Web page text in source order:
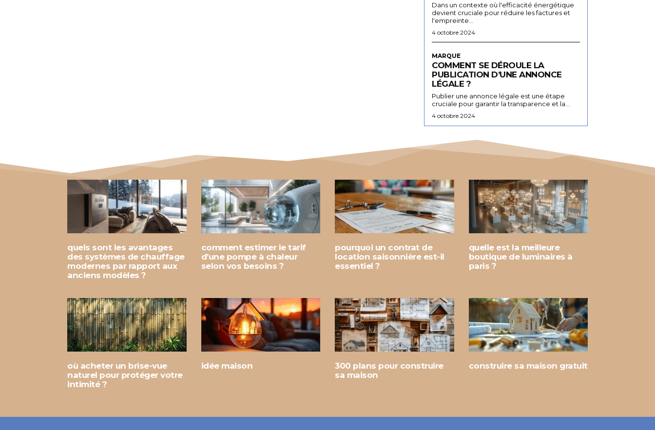
Dans un contexte où l'efficacité énergétique
devient cruciale pour réduire les factures et
l'empreinte...
4 octobre 2024
MARQUE
COMMENT SE DÉROULE LA
PUBLICATION D’UNE ANNONCE
LÉGALE ?
Publier une annonce légale est une étape
cruciale pour garantir la transparence et la...
4 octobre 2024
quels sont les avantages
des systèmes de chauffage
modernes par rapport aux
anciens modèles ?
comment estimer le tarif
d’une pompe à chaleur
selon vos besoins ?
pourquoi un contrat de
location saisonnière est-il
essentiel ?
quelle est la meilleure
boutique de luminaires à
paris ?
où acheter un brise-vue
naturel pour protéger votre
intimité ?
idée maison
300 plans pour construire
sa maison
construire sa maison gratuit